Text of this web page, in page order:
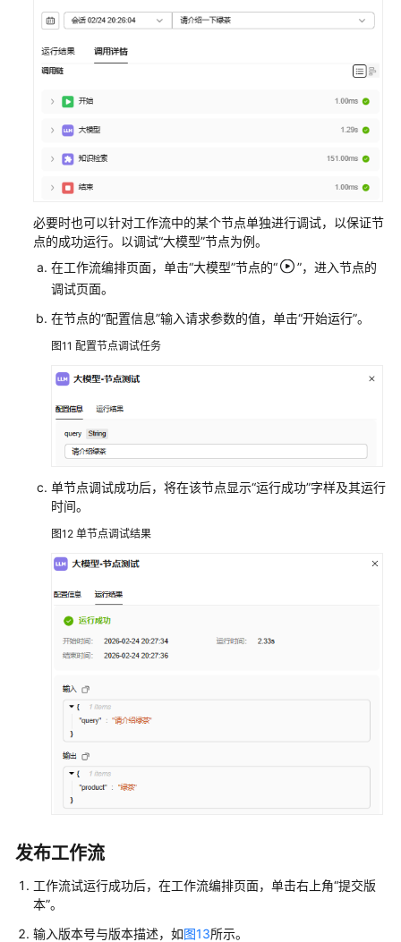
必要时也可以针对工作流中的某个节点单独进行调试，以保证节
点的成功运行。以调试“大模型”节点为例。
在工作流编排页面，单击“大模型”节点的“
”，进入节点的
调试页面。
在节点的“配置信息”输入请求参数的值，单击“开始运行”。
图11 配置节点调试任务
单节点调试成功后，将在该节点显示“运行成功”字样及其运行
时间。
图12 单节点调试结果
发布工作流
工作流试运行成功后，在工作流编排页面，单击右上角“提交版
本”。
输入版本号与版本描述，如图13所示。